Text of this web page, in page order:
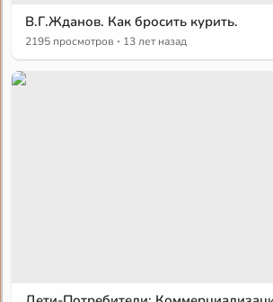
В.Г.Жданов. Как бросить курить.
2195 просмотров · 13 лет назад